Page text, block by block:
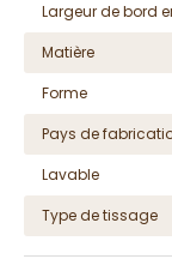
Largeur de bord
Matière
Forme
Pays de
Lavable
Type de tissage